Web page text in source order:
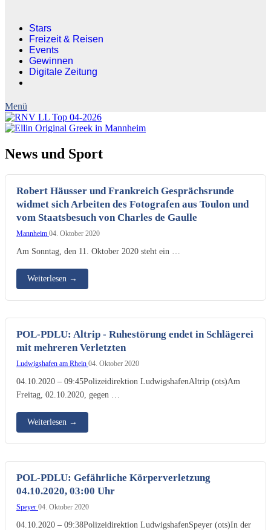
Stars
Freizeit & Reisen
Events
Gewinnen
Digitale Zeitung
News und Sport
Robert Häusser und Frankreich Gesprächsrunde
widmet sich Arbeiten des Fotografen aus Toulon und
vom Staatsbesuch von Charles de Gaulle
Mannheim 04. Oktober 2020
Am Sonntag, den 11. Oktober 2020 steht ein …
Weiterlesen →
POL-PDLU: Altrip - Ruhestörung endet in Schlägerei
mit mehreren Verletzten
Ludwigshafen am Rhein 04. Oktober 2020
04.10.2020 – 09:45Polizeidirektion LudwigshafenAltrip (ots)Am
Freitag, 02.10.2020, gegen …
Weiterlesen →
POL-PDLU: Gefährliche Körperverletzung
04.10.2020, 03:00 Uhr
Speyer 04. Oktober 2020
04.10.2020 – 09:38Polizeidirektion LudwigshafenSpeyer (ots)In der